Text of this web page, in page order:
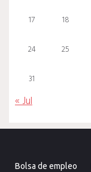
17 18
24 25
31
« Jul
Bolsa de empleo